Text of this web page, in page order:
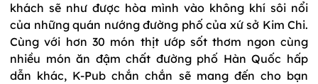
khách sẽ như được hòa mình vào không khí sôi nổi
của những quán nướng đường phố của xứ sở Kim Chi.
Cùng với hơn 30 món thịt ướp sốt thơm ngon cùng
nhiều món ăn đậm chất đường phố Hàn Quốc hấp
dẫn khác, K-Pub chắn chắn sẽ mang đến cho bạn